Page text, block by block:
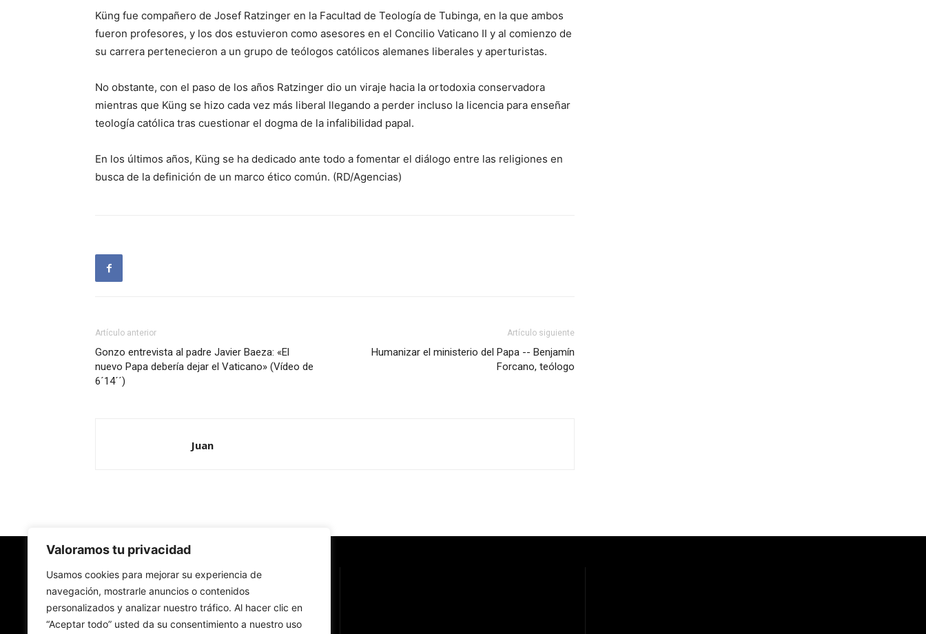
Valoramos tu privacidad
Usamos cookies para mejorar su experiencia de
navegación, mostrarle anuncios o contenidos
personalizados y analizar nuestro tráfico. Al hacer clic en
“Aceptar todo” usted da su consentimiento a nuestro uso
Küng fue compañero de Josef Ratzinger en la Facultad de Teología de Tubinga, en la que ambos
fueron profesores, y los dos estuvieron como asesores en el Concilio Vaticano II y al comienzo de
su carrera pertenecieron a un grupo de teólogos católicos alemanes liberales y aperturistas.
No obstante, con el paso de los años Ratzinger dio un viraje hacia la ortodoxia conservadora
mientras que Küng se hizo cada vez más liberal llegando a perder incluso la licencia para enseñar
teología católica tras cuestionar el dogma de la infalibilidad papal.
En los últimos años, Küng se ha dedicado ante todo a fomentar el diálogo entre las religiones en
busca de la definición de un marco ético común. (RD/Agencias)
Artículo anterior
Gonzo entrevista al padre Javier Baeza: «El
nuevo Papa debería dejar el Vaticano» (Vídeo de
6´14´´)
Artículo siguiente
Humanizar el ministerio del Papa -- Benjamín
Forcano, teólogo
Juan
Redes Cristianas
Una mirada alternativa sobre la Iglesia católica y la